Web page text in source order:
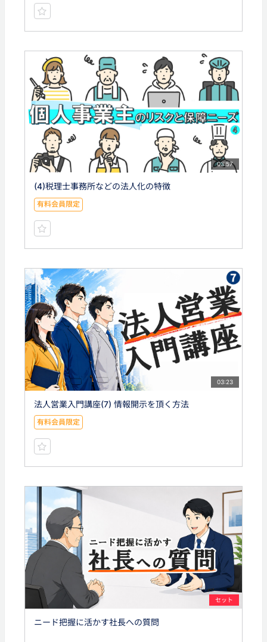
03:57
(4)税理士事務所などの法人化の特徴
有料会員限定
03:23
法人営業入門講座(7) 情報開示を頂く方法
有料会員限定
セット
ニード把握に活かす社長への質問